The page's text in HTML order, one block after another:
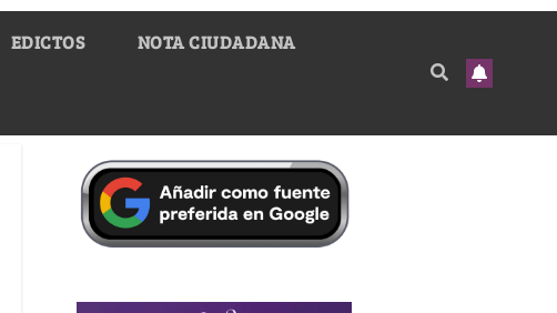
EDICTOS NOTA CIUDADANA